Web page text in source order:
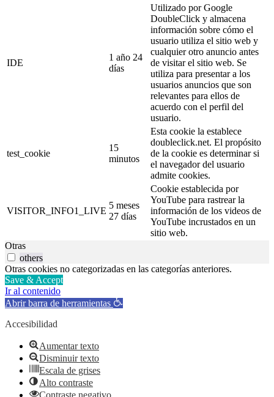
IDE
1 año 24
días
Utilizado por Google
DoubleClick y almacena
información sobre cómo el
usuario utiliza el sitio web y
cualquier otro anuncio antes
de visitar el sitio web. Se
utiliza para presentar a los
usuarios anuncios que son
relevantes para ellos de
acuerdo con el perfil del
usuario.
test_cookie
15
minutos
Esta cookie la establece
doubleclick.net. El propósito
de la cookie es determinar si
el navegador del usuario
admite cookies.
VISITOR_INFO1_LIVE
5 meses
27 días
Cookie establecida por
YouTube para rastrear la
información de los videos de
YouTube incrustados en un
sitio web.
Otras
others
Otras cookies no categorizadas en las categorías anteriores.
Save & Accept
Ir al contenido
Abrir barra de herramientas
Accesibilidad
Aumentar texto
Disminuir texto
Escala de grises
Alto contraste
Contraste negativo